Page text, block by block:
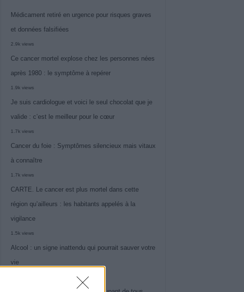
Médicament retiré en urgence pour risques graves
et données falsifiées
2.9k views
Ce cancer mortel explose chez les personnes nées
après 1980 : le symptôme à repérer
1.9k views
Je suis cardiologue et voici le seul chocolat que je
valide : c’est le meilleur pour le cœur
1.7k views
Cancer du foie : Symptômes silencieux mais vitaux
à connaître
1.7k views
CARTE. Le cancer est plus mortel dans cette
région qu’ailleurs : les habitants appelés à la
vigilance
1.5k views
Alcool : un signe inattendu qui pourrait sauver votre
vie